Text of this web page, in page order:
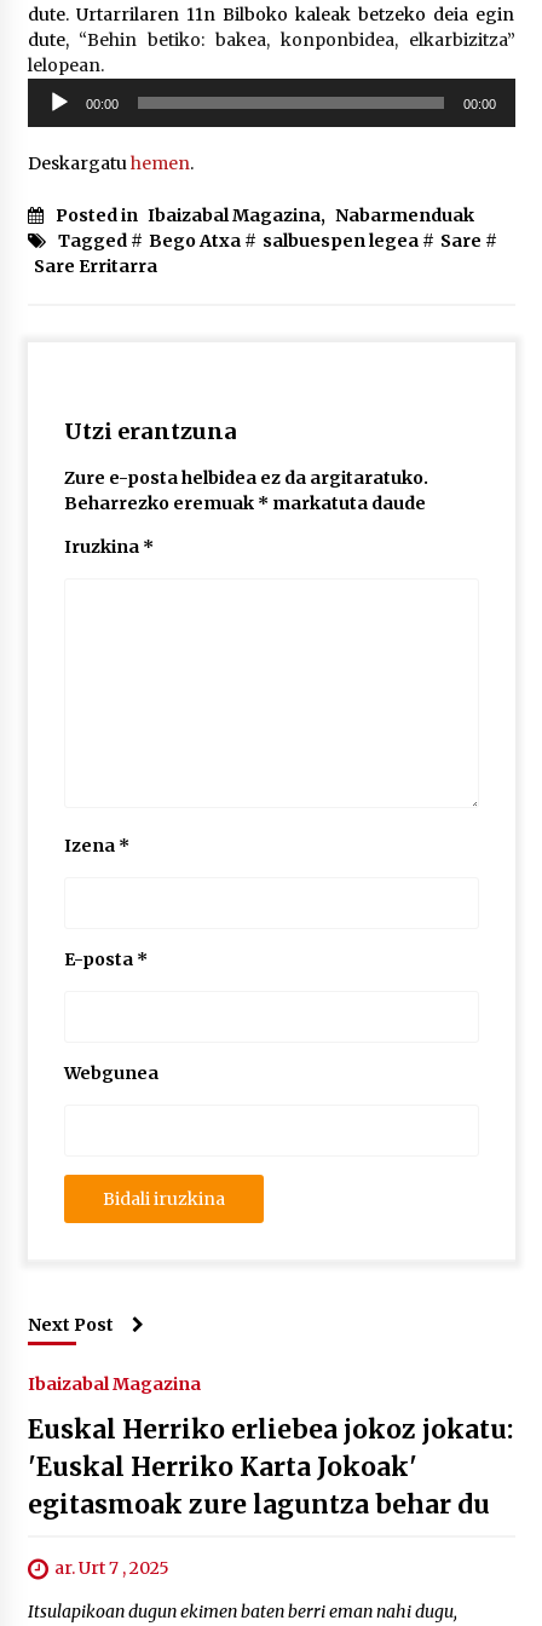
2026/07/03
dute. Urtarrilaren 11n Bilboko kaleak betzeko deia egin
dute, “Behin betiko: bakea, konponbidea, elkarbizitza”
lelopean.
Soinu
erreproduzigailua
00:00 00:00
Deskargatuhemen.
Posted in Ibaizabal Magazina, Nabarmenduak
Tagged # Bego Atxa# salbuespen legea# Sare #
Sare Erritarra
Utzi erantzuna
Zure e-posta helbidea ez da argitaratuko.
Beharrezko eremuak * markatuta daude
Iruzkina *
Izena *
E-posta *
Webgunea
Next Post
Ibaizabal Magazina
Euskal Herriko erliebea jokoz jokatu:
'Euskal Herriko Karta Jokoak'
egitasmoak zure laguntza behar du
ar. Urt 7 , 2025
Itsulapikoan dugun ekimen baten berri eman nahi dugu,